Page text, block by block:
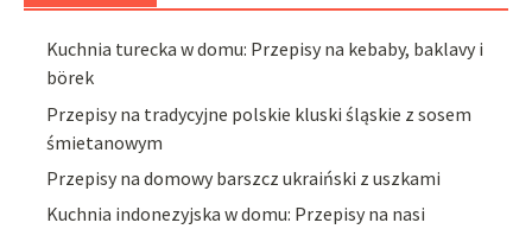
Kuchnia turecka w domu: Przepisy na kebaby, baklavy i
börek
Przepisy na tradycyjne polskie kluski śląskie z sosem
śmietanowym
Przepisy na domowy barszcz ukraiński z uszkami
Kuchnia indonezyjska w domu: Przepisy na nasi